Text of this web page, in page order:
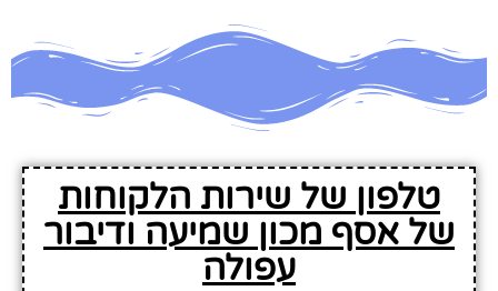
טלפון של שירות הלקוחות
של אסף מכון שמיעה ודיבור
עפולה